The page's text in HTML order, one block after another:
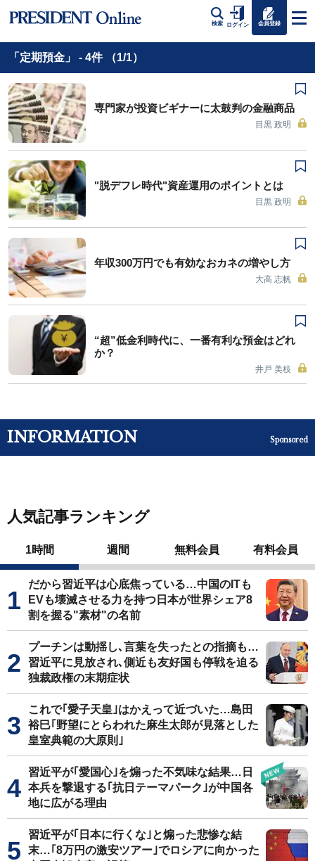
検索 ログイン 会員登録
「定期預金」 - 4件 （1/1）
専門家が投資ビギナーに太鼓判の金融商品
目黒 政明
"脱デフレ時代"資産運用のポイントとは
目黒 政明
年収300万円でも有効なおカネの増やし方
大高 志帆
“超”低金利時代に、一番有利な預金はどれ
か？
井戸 美枝
INFORMATION Sponsored
人気記事ランキング
1時間 週間 無料会員 有料会員
だから習近平は心底焦っている…中国のITも
EVも壊滅させる力を持つ日本が世界シェア8
割を握る"素材"の名前
プーチンは動揺し､言葉を失ったとの指摘も…
習近平に見放され､側近も友好国も停戦を迫る
独裁政権の末期症状
これで｢愛子天皇｣はかえって近づいた…島田
裕巳｢野望にとらわれた麻生太郎が見落とした
皇室典範の大原則｣
習近平が｢愛国心｣を煽った不気味な結果…日
本兵を撃退する｢抗日テーマパーク｣が中国各
地に広がる理由
習近平が｢日本に行くな｣と煽った悲惨な結
末…｢8万円の激安ツアー｣でロシアに向かった